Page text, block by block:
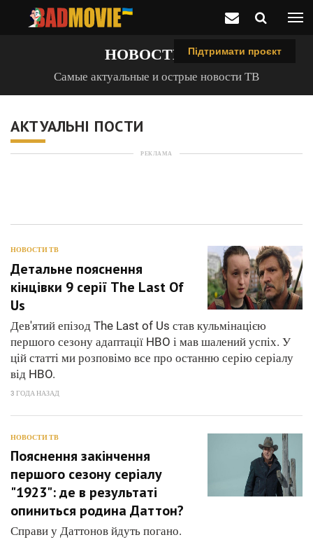
Підтримати проєкт
НОВОСТИ ТВ
Самые актуальные и острые новости ТВ
АКТУАЛЬНІ ПОСТИ
РЕКЛАМА
НОВОСТИ ТВ
Детальне пояснення
кінцівки 9 серії The Last Of
Us
Дев'ятий епізод The Last of Us став кульмінацією
першого сезону адаптації HBO і мав шалений успіх. У
цій статті ми розповімо все про останню серію серіалу
від HBO.
3 ГОДА НАЗАД
НОВОСТИ ТВ
Пояснення закінчення
першого сезону серіалу
"1923": де в результаті
опиниться родина Даттон?
Справи у Даттонов йдуть погано.